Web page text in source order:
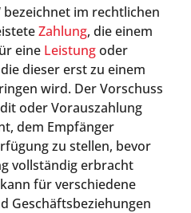
bezeichnet im rechtlichen
Zahlung, die einem
eine Leistungoder
dieser erst zu einem
wird. Der Vorschuss
oder Vorauszahlung
dem Empfänger
zu stellen, bevor
vollständig erbracht
für verschiedene
Geschäftsbeziehungen